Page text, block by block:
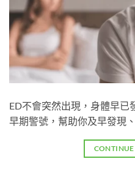
ED不會突然出現，身體早已
早期警號，幫助你及早發現